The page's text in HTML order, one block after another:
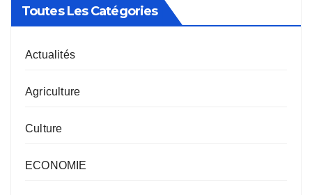
Toutes Les Catégories
Actualités
Agriculture
Culture
ECONOMIE